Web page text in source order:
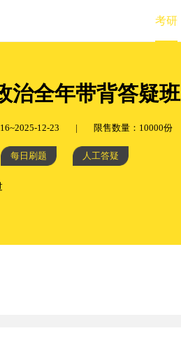
考研
治全年带背答疑班
12-23 | 限售数量：10000份
每日刷题 人工答疑